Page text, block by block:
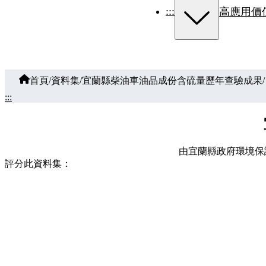
::: 高應用價
首頁/資料集/宜蘭縣柴油車油品成份含硫量歷年查驗成果/
:::
由宜蘭縣政府環境
評分此資料集：